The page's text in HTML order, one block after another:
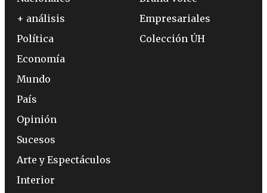
+ análisis
Política
Economía
Mundo
País
Opinión
Sucesos
Arte y Espectáculos
Interior
Empresariales
Colección ÚH